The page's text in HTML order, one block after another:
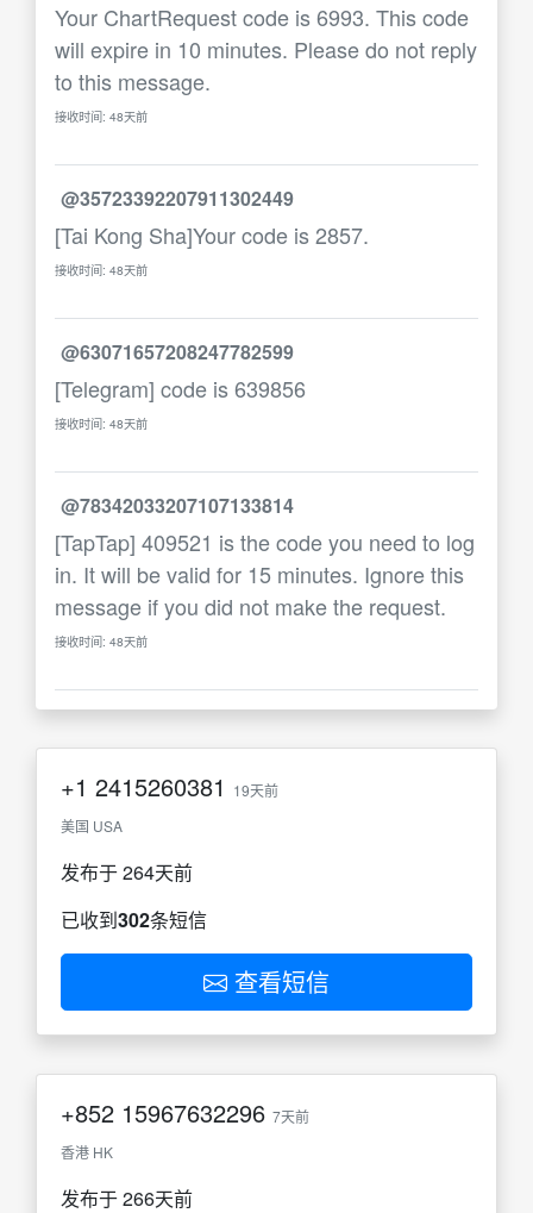
Your ChartRequest code is 6993. This code
will expire in 10 minutes. Please do not reply
to this message.
接收时间: 48天前
@35723392207911302449
[Tai Kong Sha]Your code is 2857.
接收时间: 48天前
@63071657208247782599
[Telegram] code is 639856
接收时间: 48天前
@78342033207107133814
[TapTap] 409521 is the code you need to log
in. It will be valid for 15 minutes. Ignore this
message if you did not make the request.
接收时间: 48天前
+1 2415260381
19天前
美国 USA
发布于 264天前
已收到302条短信
查看短信
+852 15967632296 7天前
香港 HK
发布于 266天前